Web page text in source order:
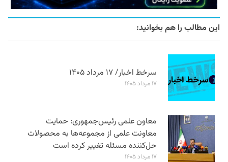
این مطالب را هم بخوانید:
سرخط اخبار/ ۱۷ مرداد ۱۴۰۵
۱۷ مرداد ۱۴۰۵
معاون علمی رئیس‌جمهوری: حمایت
معاونت علمی از مجموعه‌ها به محصولات
حل‌کننده مسئله تغییر کرده است
۱۷ مرداد ۱۴۰۵